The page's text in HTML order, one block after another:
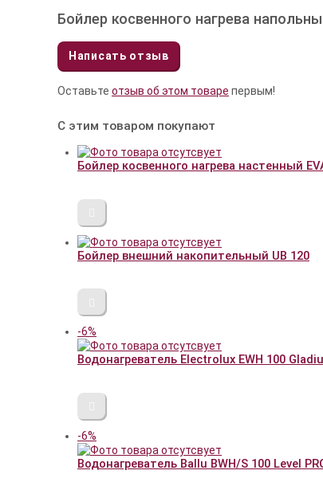
Бойлер косвенного нагрева
Написать отзыв
Оставьте отзыв об этом товаре первым!
С этим товаром покупают
Бойлер косвенного нагрева настенный
Бойлер внешний накопительный UB 120
-6%
Водонагреватель Electrolux EWH 100
-6%
Водонагреватель Ballu BWH/S 100 Level